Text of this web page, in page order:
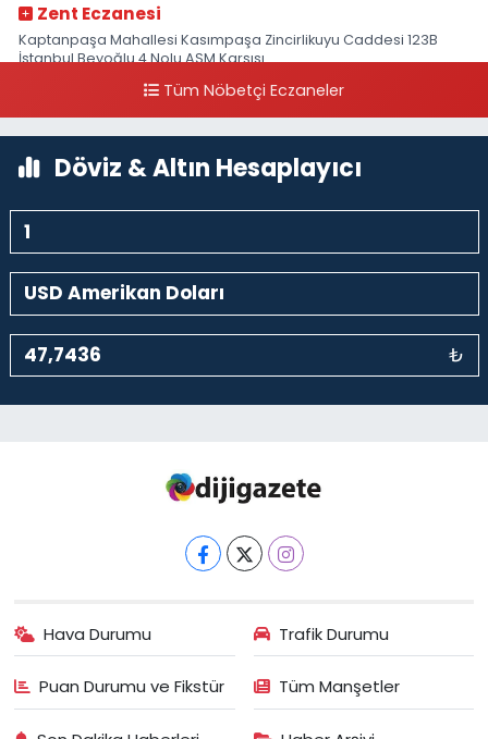
Zent Eczanesi
Kaptanpaşa Mahallesi Kasımpaşa Zincirlikuyu Caddesi 123B
İstanbul Beyoğlu 4 Nolu ASM Karşısı
0 (212) 297 96 92 Yol Tarifi Al
Tüm Nöbetçi Eczaneler
Döviz & Altın Hesaplayıcı
₺
Hava Durumu Trafik Durumu
Puan Durumu ve Fikstür Tüm Manşetler